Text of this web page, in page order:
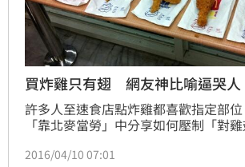
買炸雞只有翅 網友神比喻逼哭人
許多人至速食店點炸雞都喜歡指定部
「靠北麥當勞」中分享如何壓制「對
雞翅的比例有多高」，有人翻出5年前
2016/04/10 07:01